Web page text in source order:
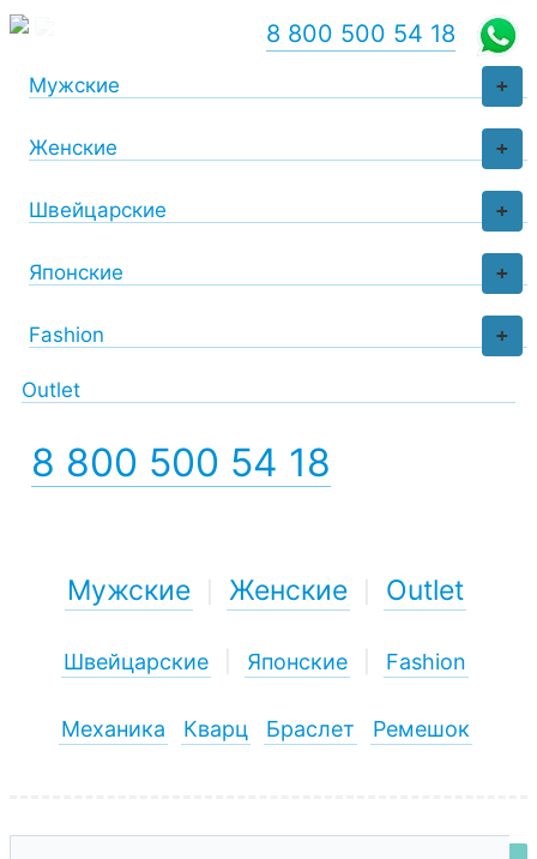
+
Мужские
+
Женские
+
Швейцарские
+
Японские
+
Fashion
Outlet
8 800 500 54 18
8 800 500 54 18
Мужские Женские Outlet
Швейцарские Японские Fashion
Механика Кварц Браслет Ремешок